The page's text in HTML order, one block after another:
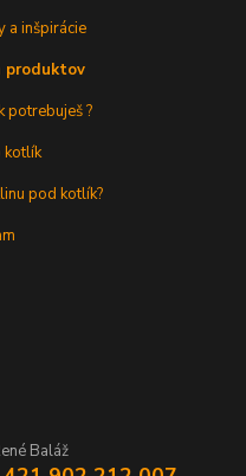
a inšpirácie
produktov
potrebuješ ?
kotlík
pod kotlík?
Baláž